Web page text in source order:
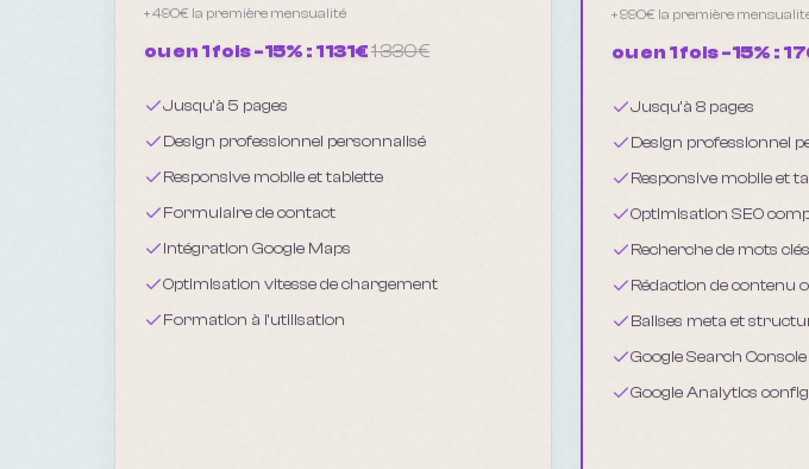
+490€ la première mensualité
ou en 1 fois -15% : 1 131€1 330€
Jusqu'à 5 pages
Design professionnel personnalisé
Responsive mobile et tablette
Formulaire de contact
Intégration Google Maps
Optimisation vitesse de chargement
Formation à l'utilisation
+990€ la première
ou en 1 fois -15% : 1
Jusqu'à 8 pages
Design professionnel
Responsive mobile et
Optimisation SEO
Recherche de mots clés
Rédaction de contenu
Balises meta et
Google Search
Google Analytics